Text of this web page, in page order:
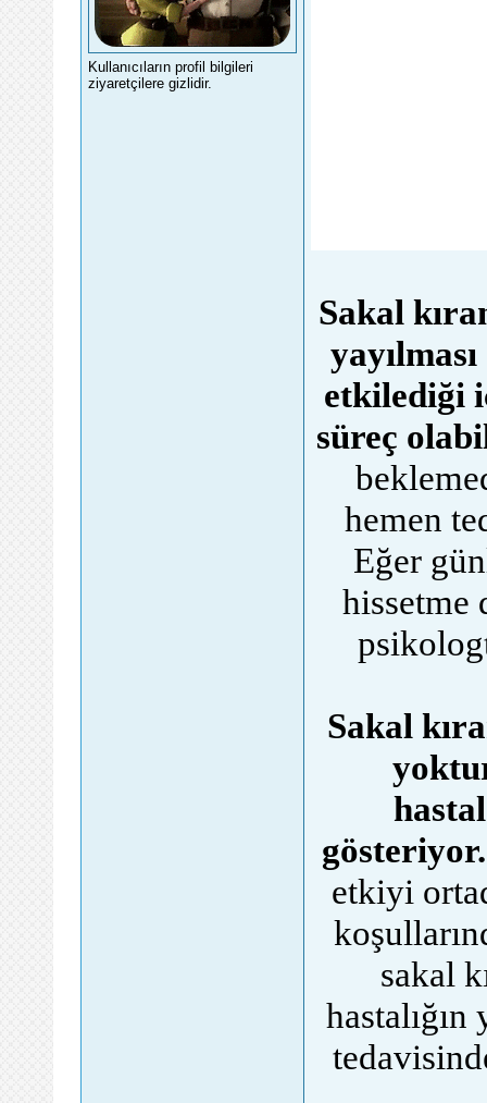
Kullanıcıların profil bilgileri
ziyaretçilere gizlidir.
Sakal
etkilediği
süreç
hemen
Eğer
hissetme
Sakal
gösteriyor.
etkiyi
sakal
hastalığın